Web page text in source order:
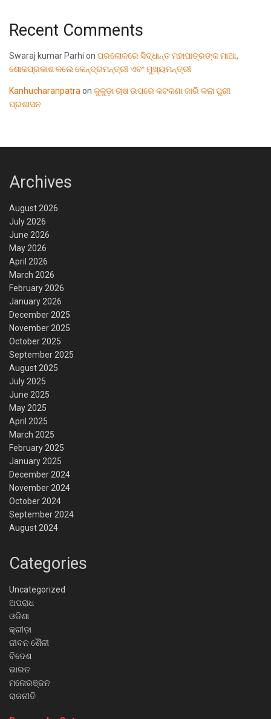
Recent Comments
Swaraj kumar Parhi on ପରଲୋକରେ ସିଦ୍ଧାନ୍ତ ମହାପାତ୍ରଙ୍କ ମାଆ,
ଶୋକପ୍ରକାଶ କଲେ କେନ୍ଦ୍ରମନ୍ତ୍ରୀ ଏବଂ ମୁଖ୍ୟମନ୍ତ୍ରୀ
Kanhucharanpatra on କୁକୁଡ଼ା ଚାଷ ଉପରେ କଟକଣା ଜାରି କଲା ପୁରୀ
ପ୍ରଶାସନ
Archives
August 2026
July 2026
June 2026
May 2026
April 2026
March 2026
February 2026
January 2026
December 2025
November 2025
October 2025
September 2025
August 2025
July 2025
June 2025
May 2025
April 2025
March 2025
February 2025
January 2025
December 2024
November 2024
October 2024
September 2024
August 2024
Categories
Uncategorized
ଅପରାଧ
ଓଡିଶା
କ୍ରୀଡ଼ା
ଜୀବନ ଶୈଳୀ
ବିଦେଶ
ଭାରତ
ମନୋରଞ୍ଜନ
ରାଜନୀତି